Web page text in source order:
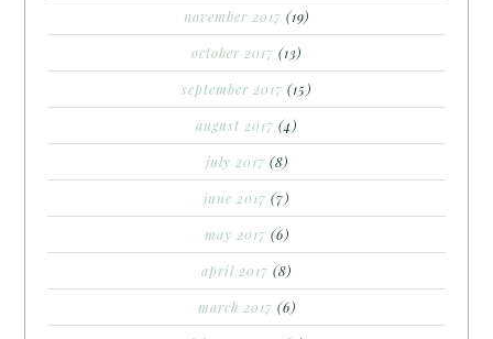
november 2017 (19)
october 2017 (13)
september 2017 (15)
august 2017 (4)
july 2017 (8)
june 2017 (7)
may 2017 (6)
april 2017 (8)
march 2017 (6)